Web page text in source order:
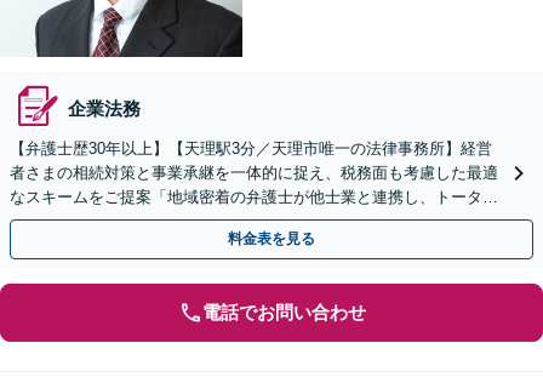
企業法務
【弁護士歴30年以上】【天理駅3分／天理市唯一の法律事務所】経営
者さまの相続対策と事業承継を一体的に捉え、税務面も考慮した最適
なスキームをご提案「地域密着の弁護士が他士業と連携し、トータル
サポートを実現／税理士・司法書士・不動産鑑定士など」
料金表を見る
電話でお問い合わせ